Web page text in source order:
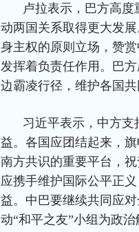
卢拉表示，巴方高
动两国关系取得更大发
身主权的原则立场，赞
发挥着负责任作用。巴
边霸凌行径，维护各国共
习近平表示，中方
益。各国应团结起来，
南方共识的重要平台，
应携手维护国际公平正
益。中巴要继续共同应
动“和平之友”小组为政